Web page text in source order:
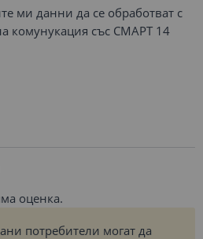
ми данни да се обработват с
комунукация със СМАРТ 14
оценка.
потребители могат да